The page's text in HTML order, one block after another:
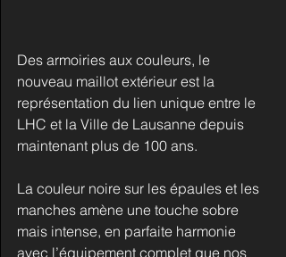
Des armoiries aux couleurs, le
nouveau maillot extérieur est la
représentation du lien unique entre le
LHC et la Ville de Lausanne depuis
maintenant plus de 100 ans.
La couleur noire sur les épaules et les
manches amène une touche sobre
mais intense, en parfaite harmonie
avec l’équipement complet que nos